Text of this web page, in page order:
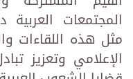
المجتمعات العربية
مثل هذه اللقاءات
الإعلامي وتعزيز